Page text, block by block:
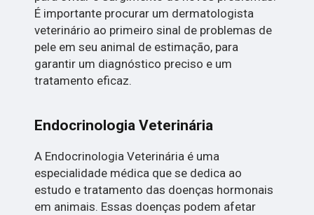
É importante procurar um dermatologista
veterinário ao primeiro sinal de problemas de
pele em seu animal de estimação, para
garantir um diagnóstico preciso e um
tratamento eficaz.
Endocrinologia Veterinária
A Endocrinologia Veterinária é uma
especialidade médica que se dedica ao
estudo e tratamento das doenças hormonais
em animais. Essas doenças podem afetar